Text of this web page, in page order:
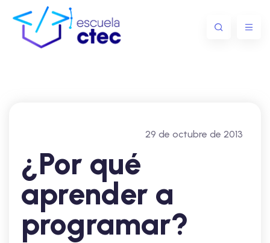
29 de octubre de 2013
¿Por qué
aprender a
programar?